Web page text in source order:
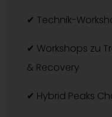
✔ Technik-
✔ Workshops zu
& Recovery
✔ Hybrid Peaks